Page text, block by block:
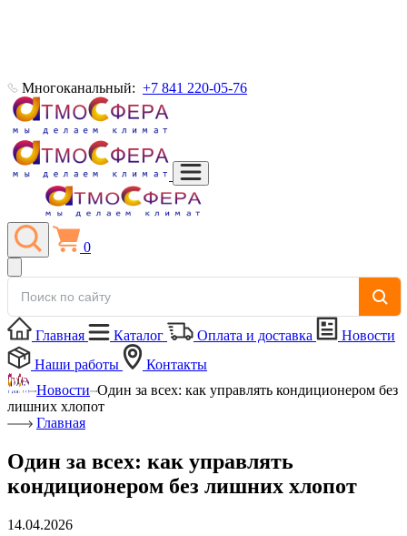
Многоканальный: +7 841 220-05-76
0
Главная Каталог Оплата и доставка
Новости
Наши работы
Контакты
Новости Один за всех: как управлять кондиционером без
лишних хлопот
Главная
Один за всех: как управлять
кондиционером без лишних хлопот
14.04.2026